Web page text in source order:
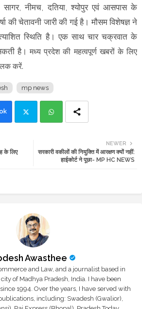
सागर, नीमच, दतिया, श्योपुर एवं आसपास के
की चेतावनी जारी की गई है। मौसम विशेषज्ञ ने
स्थिति है। एक साथ चार चक्रवात के
है। मध्य प्रदेश की महत्वपूर्ण खबरों के लिए
करें.
mp news
ats
NEWER
सरकारी वकीलों की नियुक्ति में आरक्षण क्यों नहीं:
हाईकोर्ट ने पूछा- MP HC NEWS
के लिए
Awasthee
and Law, and a journalist based in
of Madhya Pradesh, India. I have been
1994. Over the years, I have served with
including: Swadesh (Gwalior),